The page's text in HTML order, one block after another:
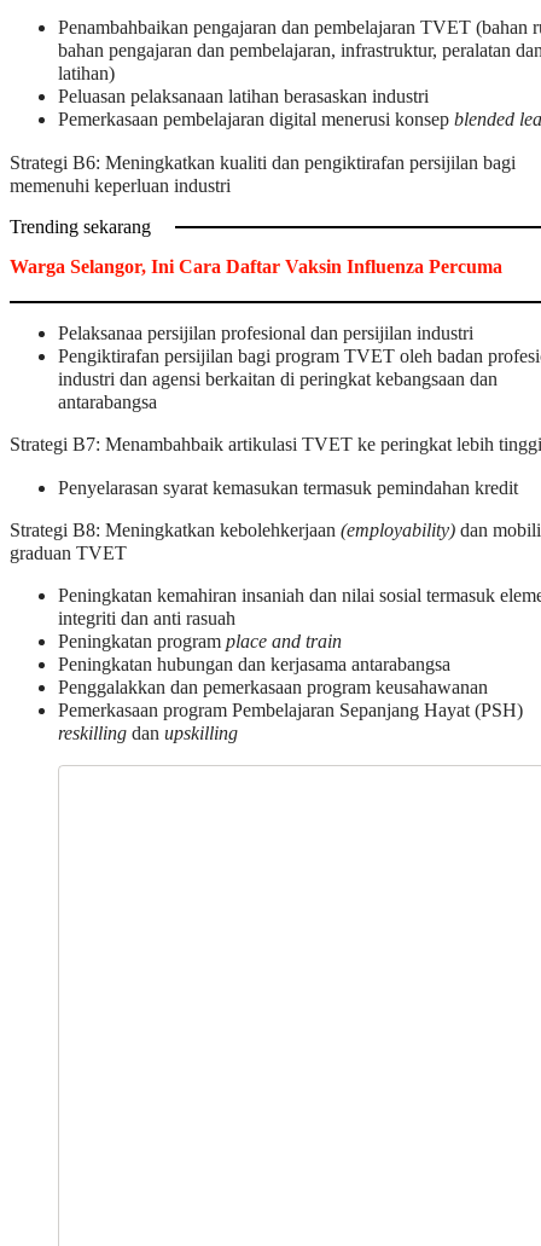
Penambahbaikan pengajaran dan pembelajaran TVET (bahan
bahan pengajaran dan pembelajaran, infrastruktur, peralatan
latihan)
Peluasan pelaksanaan latihan berasaskan industri
Pemerkasaan pembelajaran digital menerusi konsep blended
Strategi B6: Meningkatkan kualiti dan pengiktirafan persijilan bagi
memenuhi keperluan industri
Trending sekarang
Warga Selangor, Ini Cara Daftar Vaksin Influenza Percuma
Pelaksanaa persijilan profesional dan persijilan industri
Pengiktirafan persijilan bagi program TVET oleh badan
industri dan agensi berkaitan di peringkat kebangsaan dan
antarabangsa
Strategi B7: Menambahbaik artikulasi TVET ke peringkat lebih tinggi
Penyelarasan syarat kemasukan termasuk pemindahan kredit
Strategi B8: Meningkatkan kebolehkerjaan (employability) dan
graduan TVET
Peningkatan kemahiran insaniah dan nilai sosial termasuk
integriti dan anti rasuah
Peningkatan program place and train
Peningkatan hubungan dan kerjasama antarabangsa
Penggalakkan dan pemerkasaan program keusahawanan
Pemerkasaan program Pembelajaran Sepanjang Hayat (PSH)
reskilling dan upskilling